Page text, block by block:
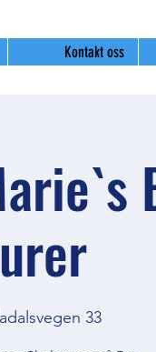
Kontakt oss
33